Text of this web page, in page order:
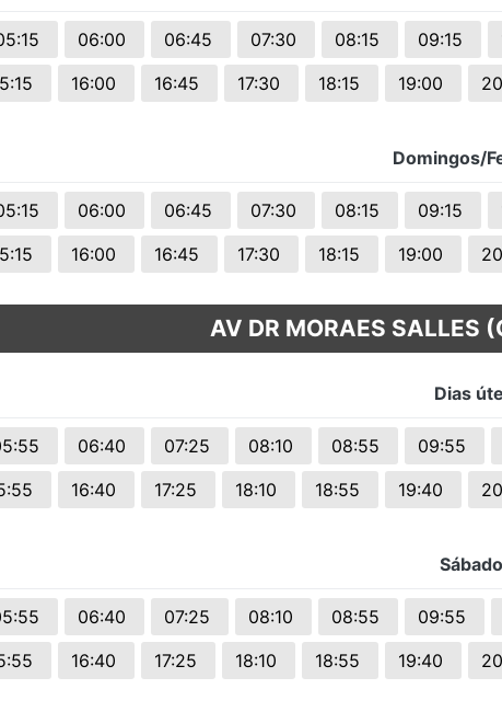
06:00 06:45 07:30 08:15 09:15
16:00 16:45 17:30 18:15 19:00
Domingos/
06:00 06:45 07:30 08:15 09:15
16:00 16:45 17:30 18:15 19:00
AV DR MORAES SALLES
Dias
06:40 07:25 08:10 08:55 09:55
16:40 17:25 18:10 18:55 19:40
06:40 07:25 08:10 08:55 09:55
16:40 17:25 18:10 18:55 19:40